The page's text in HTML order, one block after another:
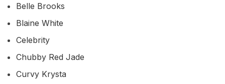
Belle Brooks
Blaine White
Celebrity
Chubby Red Jade
Curvy Krysta